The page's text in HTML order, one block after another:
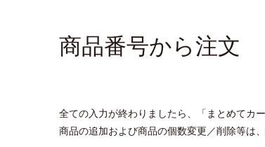
商品番号から注文
全ての入力が終わりましたら、「まとめてカ
商品の追加および商品の個数変更／削除等は